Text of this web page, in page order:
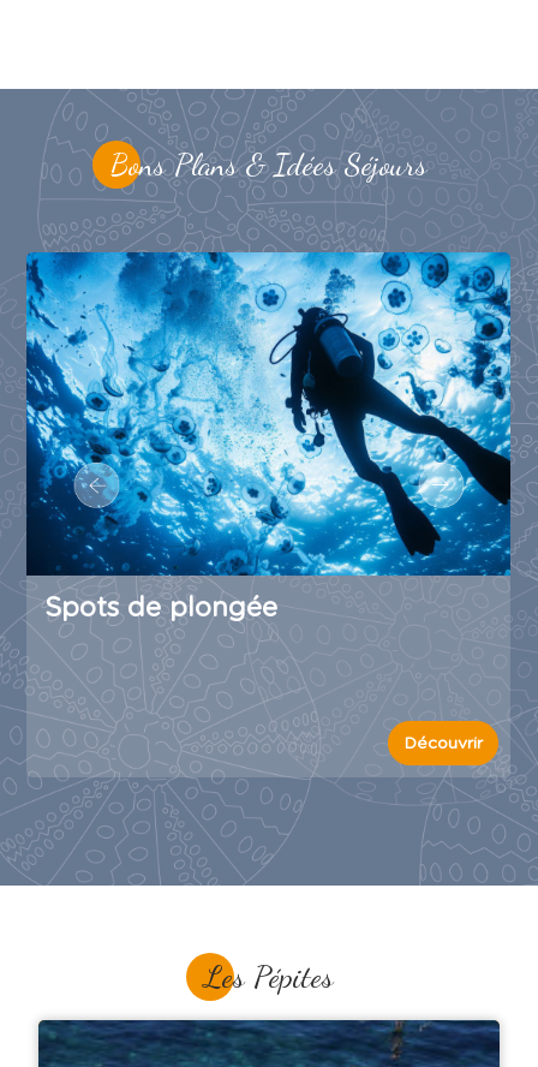
Bons Plans & Idées Séjours
Spots de plongée
Découvrir
Les Pépites